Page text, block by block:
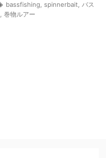
bassfishing spinnerbait
バス
巻物ルアー